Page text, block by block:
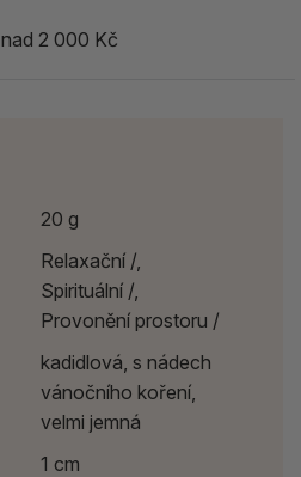
nad 2 000 Kč
20 g
Relaxační /,
Spirituální /,
Provonění prostoru /
kadidlová, s nádech
vánočního koření,
velmi jemná
1 cm